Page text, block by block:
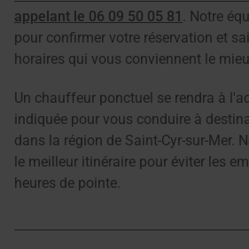
appelant le 06 09 50 05 81 . Notre
pour confirmer votre réservation et
horaires qui vous conviennent le
Un chauffeur ponctuel se rendra à
indiquée pour vous conduire à
dans la région de Saint-Cyr-sur-Mer.
le meilleur itinéraire pour éviter les
heures de pointe.